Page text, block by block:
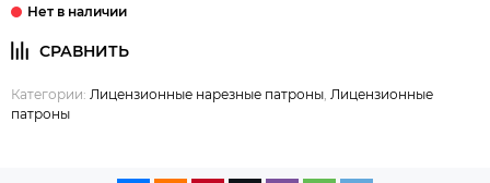
Категории: Лицензионные нарезные патроны Лицензионные
патроны